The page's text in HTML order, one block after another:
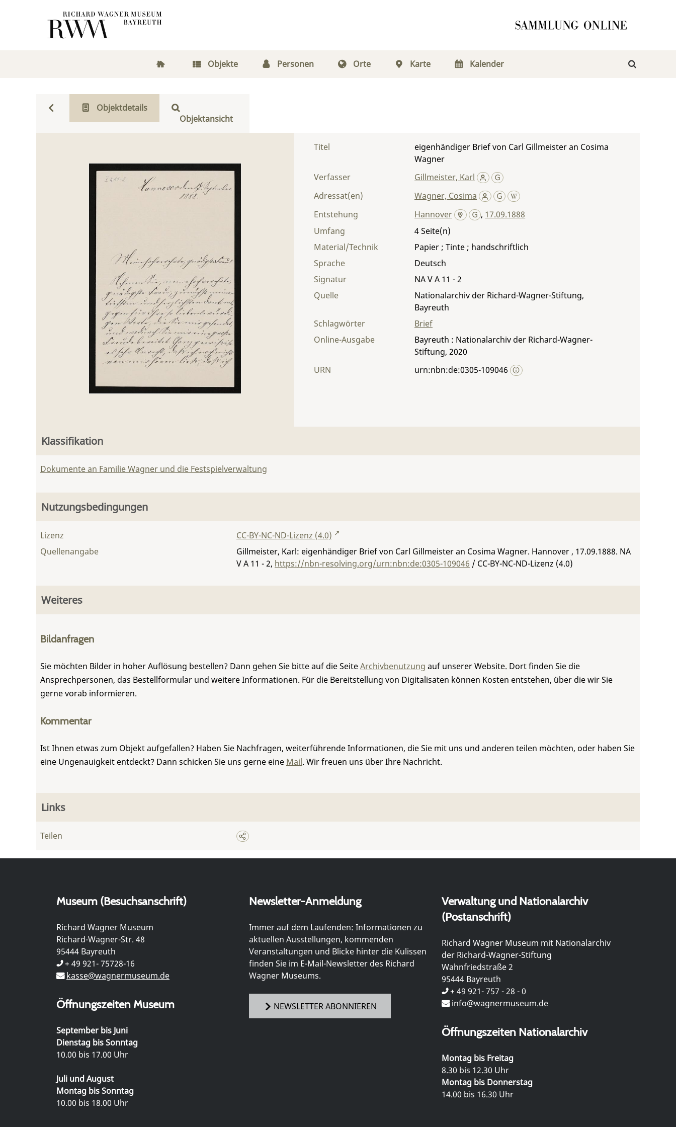
Objekte Personen Orte Karte Kalender
Objektdetails
Objektansicht
Titel
eigenhändiger Brief von Carl Gillmeister an Cosima
Wagner
Verfasser
Gillmeister, Karl
Adressat(en)
Wagner, Cosima
Entstehung
Hannover , 17.09.1888
Umfang
4
Material/Technik
Papier ; Tinte ; handschriftlich
Sprache
Deutsch
Signatur
NA V A 11 - 2
Quelle
Nationalarchiv der Richard-Wagner-Stiftung,
Bayreuth
Schlagwörter
Brief
Online-Ausgabe
Bayreuth : Nationalarchiv der Richard-Wagner-
Stiftung, 2020
URN
urn:nbn:de:0305-109046
Klassifikation
Dokumente an Familie Wagner und die Festspielverwaltung
Nutzungsbedingungen
Lizenz
CC-BY-NC-ND-Lizenz (4.0)
Quellenangabe
Gillmeister, Karl: eigenhändiger Brief von Carl Gillmeister an Cosima Wagner. Hannover , 17.09.1888. NA
V A 11 - 2, https://nbn-resolving.org/urn:nbn:de:0305-109046 / CC-BY-NC-ND-Lizenz (4.0)
Weiteres
Bildanfragen
Sie möchten Bilder in hoher Auflösung bestellen? Dann gehen Sie bitte auf die SeiteArchivbenutzung auf unserer Website. Dort finden Sie die
Ansprechpersonen, das Bestellformular und weitere Informationen. Für die Bereitstellung von Digitalisaten können Kosten entstehen, über die wir Sie
gerne vorab informieren.
Kommentar
Ist Ihnen etwas zum Objekt aufgefallen? Haben Sie Nachfragen, weiterführende Informationen, die Sie mit uns und anderen teilen möchten, oder haben Sie
eine Ungenauigkeit entdeckt? Dann schicken Sie uns gerne eine Mail. Wir freuen uns über Ihre Nachricht.
Links
Teilen
Museum (Besuchsanschrift)
Richard Wagner Museum
Richard-Wagner-Str. 48
95444 Bayreuth
+ 49 921- 75728-16
kasse@wagnermuseum.de
Öffnungszeiten Museum
September bis Juni
Dienstag bis Sonntag
10.00 bis 17.00 Uhr
Juli und August
Montag bis Sonntag
10.00 bis 18.00 Uhr
Newsletter-Anmeldung
Immer auf dem Laufenden: Informationen zu
aktuellen Ausstellungen, kommenden
Veranstaltungen und Blicke hinter die Kulissen
finden Sie im E-Mail-Newsletter des Richard
Wagner Museums.
NEWSLETTER ABONNIEREN
Verwaltung und Nationalarchiv
(Postanschrift)
Richard Wagner Museum mit Nationalarchiv
der Richard-Wagner-Stiftung
Wahnfriedstraße 2
95444 Bayreuth
+ 49 921- 757 - 28 - 0
info@wagnermuseum.de
Öffnungszeiten Nationalarchiv
Montag bis Freitag
8.30 bis 12.30 Uhr
Montag bis Donnerstag
14.00 bis 16.30 Uhr